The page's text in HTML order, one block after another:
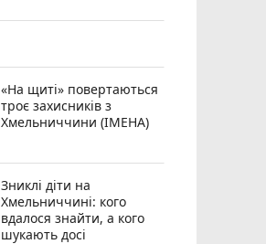
«На щиті» повертаються
троє захисників з
Хмельниччини (ІМЕНА)
Зниклі діти на
Хмельниччині: кого
вдалося знайти, а кого
шукають досі